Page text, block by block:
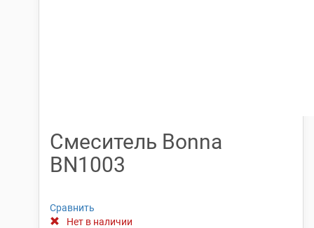
Смеситель Bonna
BN1003
Сравнить
Нет в наличии